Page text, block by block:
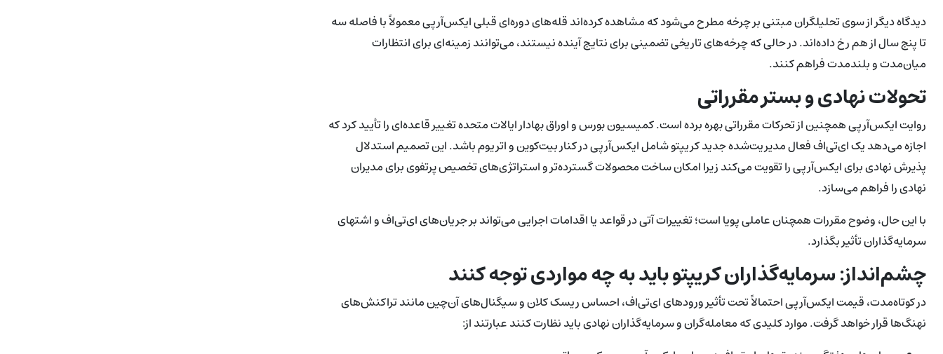
دیدگاه دیگر از سوی تحلیلگران مبتنی بر چرخه مطرح می‌شود که مشاهده کرده‌اند قله‌های دوره‌ای قبلی ایکس‌آرپی معمولاً با فاصله سه
تا پنج سال از هم رخ داده‌اند. در حالی که چرخه‌های تاریخی تضمینی برای نتایج آینده نیستند، می‌توانند زمینه‌ای برای انتظارات
میان‌مدت و بلندمدت فراهم کنند.
تحولات نهادی و بستر مقرراتی
روایت ایکس‌آرپی همچنین از تحرکات مقرراتی بهره برده است. کمیسیون بورس و اوراق بهادار ایالات متحده تغییر قاعده‌ای را تأیید کرد که
اجازه می‌دهد یک ای‌تی‌اف فعال مدیریت‌شده جدید کریپتو شامل ایکس‌آرپی در کنار بیت‌کوین و اتریوم باشد. این تصمیم استدلال
پذیرش نهادی برای ایکس‌آرپی را تقویت می‌کند زیرا امکان ساخت محصولات گسترده‌تر و استراتژی‌های تخصیص پرتفوی برای مدیران
نهادی را فراهم می‌سازد.
با این حال، وضوح مقررات همچنان عاملی پویا است؛ تغییرات آتی در قواعد یا اقدامات اجرایی می‌تواند بر جریان‌های ای‌تی‌اف و اشتهای
سرمایه‌گذاران تأثیر بگذارد.
چشم‌انداز: سرمایه‌گذاران کریپتو باید به چه مواردی توجه کنند
در کوتاه‌مدت، قیمت ایکس‌آرپی احتمالاً تحت تأثیر ورودهای ای‌تی‌اف، احساس ریسک کلان و سیگنال‌های آن‌چین مانند تراکنش‌های
نهنگ‌ها قرار خواهد گرفت. موارد کلیدی که معامله‌گران و سرمایه‌گذاران نهادی باید نظارت کنند عبارتند از: